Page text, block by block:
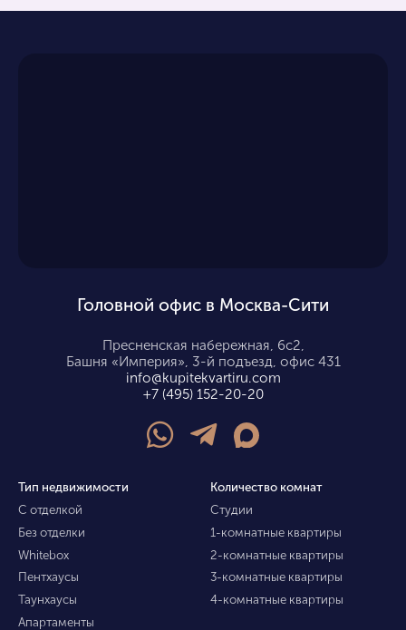
Головной офис в Москва-Сити
Пресненская набережная, 6с2,
Башня «Империя», 3-й подъезд, офис 431
info@kupitekvartiru.com
+7 (495) 152-20-20
Тип недвижимости
С отделкой
Без отделки
Whitebox
Пентхаусы
Таунхаусы
Апартаменты
Количество комнат
Студии
1-комнатные квартиры
2-комнатные квартиры
3-комнатные квартиры
4-комнатные квартиры